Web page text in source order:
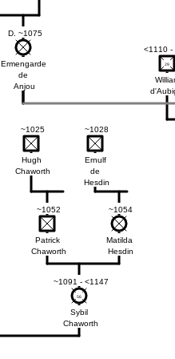
D. ~1075
Ermengarde
de
Anjou
~1091 - <1147
Sybil
Chaworth
56
56
~1054
Matilda
Hesdin
~1052
Patrick
Chaworth
~1025
Hugh
Chaworth
~1028
Ernulf
de
Hesdin
<1110 -
29
29